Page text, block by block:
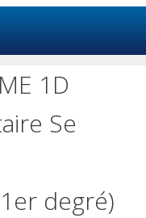
1D
Se
degré)